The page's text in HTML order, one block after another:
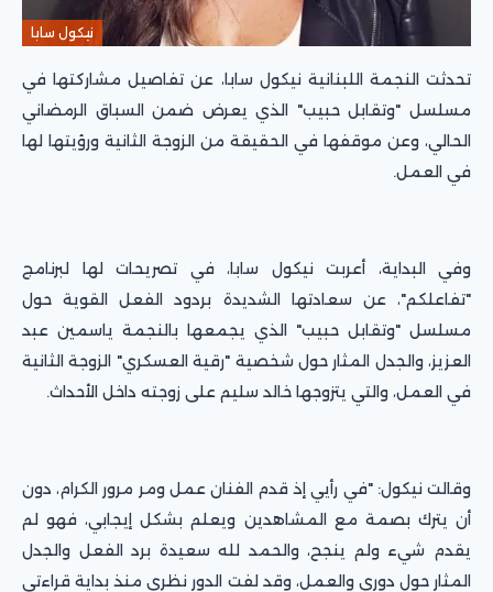
نيكول سابا
تحدثت النجمة اللبنانية نيكول سابا، عن تفاصيل مشاركتها في
مسلسل "وتقابل حبيب" الذي يعرض ضمن السباق الرمضاني
الحالي، وعن موقفها في الحقيقة من الزوجة الثانية ورؤيتها لها
في العمل.
وفي البداية، أعربت نيكول سابا، في تصريحات لها لبرنامج
"تفاعلكم"، عن سعادتها الشديدة بردود الفعل القوية حول
مسلسل "وتقابل حبيب" الذي يجمعها بالنجمة ياسمين عبد
العزيز، والجدل المثار حول شخصية "رقية العسكري" الزوجة الثانية
في العمل، والتي يتزوجها خالد سليم على زوجته داخل الأحداث.
وقالت نيكول: "في رأيي إذ قدم الفنان عمل ومر مرور الكرام، دون
أن يترك بصمة مع المشاهدين ويعلم بشكل إيجابي، فهو لم
يقدم شيء ولم ينجح، والحمد لله سعيدة برد الفعل والجدل
المثار حول دوري والعمل، وقد لفت الدور نظري منذ بداية قراءتي